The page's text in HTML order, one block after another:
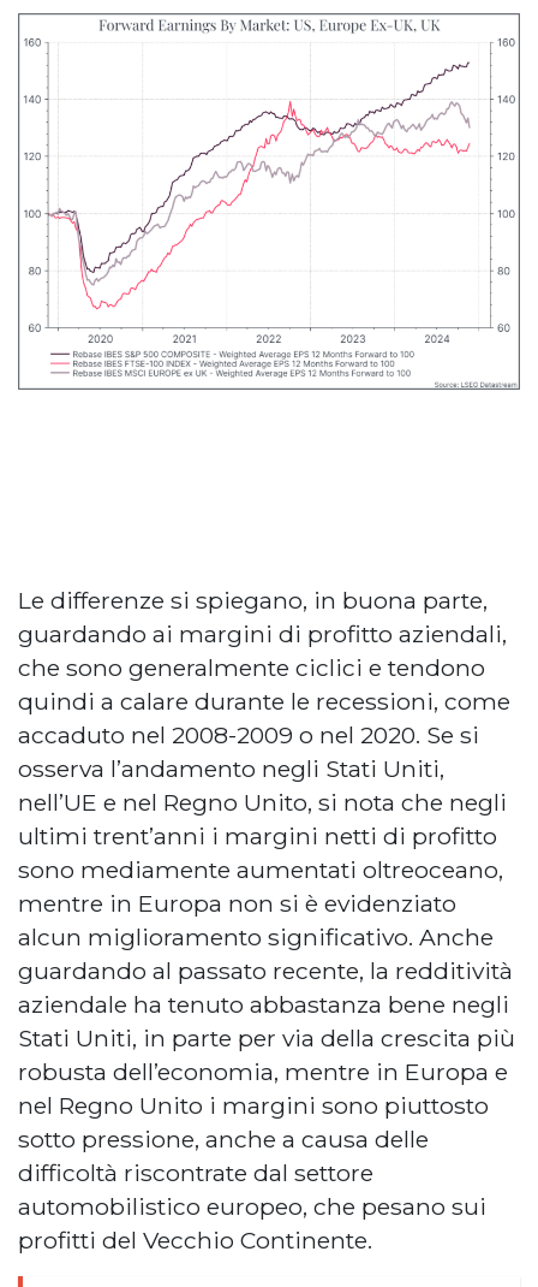
Le differenze si spiegano, in buona parte,
guardando ai margini di profitto aziendali,
che sono generalmente ciclici e tendono
quindi a calare durante le recessioni, come
accaduto nel 2008-2009 o nel 2020. Se si
osserva l’andamento negli Stati Uniti,
nell’UE e nel Regno Unito, si nota che negli
ultimi trent’anni i margini netti di profitto
sono mediamente aumentati oltreoceano,
mentre in Europa non si è evidenziato
alcun miglioramento significativo. Anche
guardando al passato recente, la redditività
aziendale ha tenuto abbastanza bene negli
Stati Uniti, in parte per via della crescita più
robusta dell’economia, mentre in Europa e
nel Regno Unito i margini sono piuttosto
sotto pressione, anche a causa delle
difficoltà riscontrate dal settore
automobilistico europeo, che pesano sui
profitti del Vecchio Continente.